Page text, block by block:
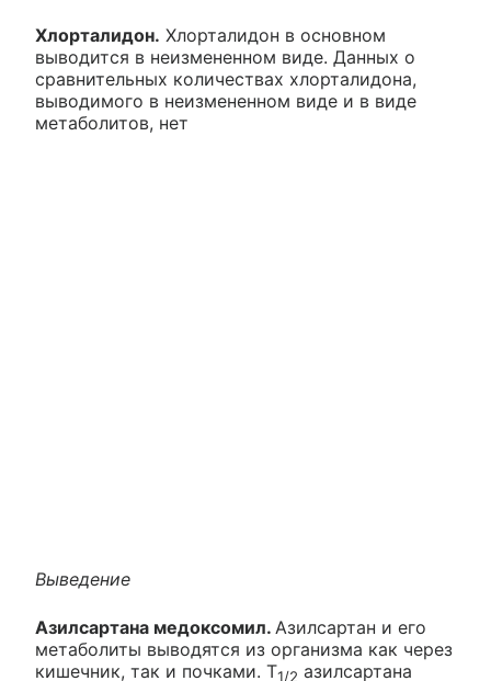
Хлорталидон. Хлорталидон в основном
выводится в неизмененном виде. Данных о
сравнительных количествах хлорталидона,
выводимого в неизмененном виде и в виде
метаболитов, нет
Выведение
Азилсартана медоксомил. Азилсартан и его
метаболиты выводятся из организма как через
кишечник, так и почками. Т1/2 азилсартана